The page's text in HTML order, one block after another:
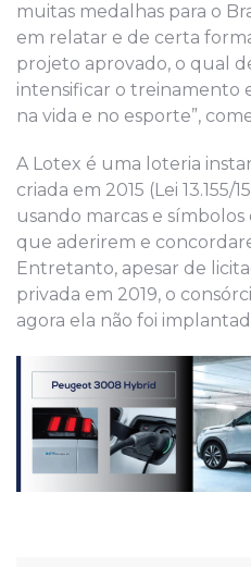
muitas medalhas para o
em relatar e de certa
projeto aprovado, o qual
intensificar o treinamento
na vida e no esporte”,
A Lotex é uma loteria
criada em 2015 (Lei
usando marcas e
que aderirem e
Entretanto, apesar de
privada em 2019, o
agora ela não foi